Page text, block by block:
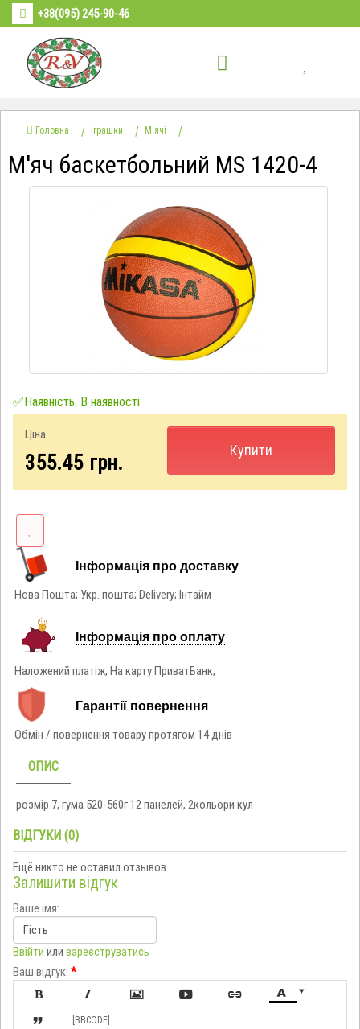
+38(095) 245-90-46
Головна Іграшки М'ячі
М'яч баскетбольний МS 1420-4
✅Наявність: В наявності
Ціна:
355.45 грн.
Купити
Інформація про доставку
Нова Пошта; Укр. пошта; Delivery; Інтайм
Інформація про оплату
Наложений платіж; На карту ПриватБанк;
Гарантії повернення
Обмін / повернення товару протягом 14 днів
ОПИС
розмір 7, гума 520-560г 12 панелей, 2кольори кул
ВІДГУКИ (0)
Ещё никто не оставил отзывов.
Залишити відгук
Ваше імя:
Ввійти или зареєструватись
Ваш відгук: *

     
 [BBCODE]